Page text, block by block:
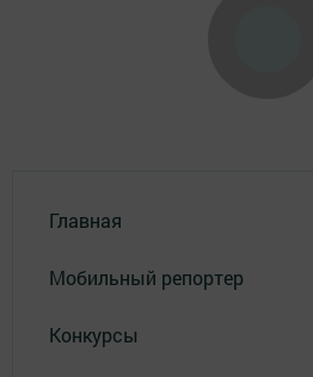
Главная
Мобильный репортер
Конкурсы